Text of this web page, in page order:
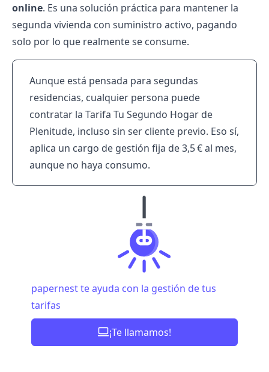
online. Es una solución práctica para mantener la
segunda vivienda con suministro activo, pagando
solo por lo que realmente se consume.
Aunque está pensada para segundas
residencias, cualquier persona puede
contratar la Tarifa Tu Segundo Hogar de
Plenitude, incluso sin ser cliente previo. Eso sí,
aplica un cargo de gestión fija de 3,5 € al mes,
aunque no haya consumo.
papernest te ayuda con la gestión de tus
tarifas
¡Te llamamos!